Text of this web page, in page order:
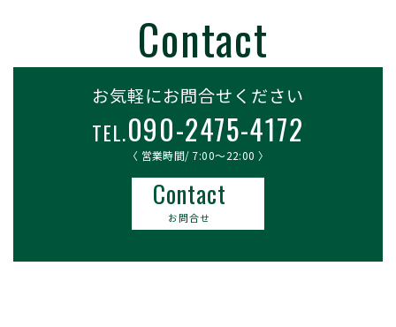
お気軽にお問合せください
TEL.090-2475-4172
〈 営業時間/ 7:00〜22:00 〉
Contact
お問合せ